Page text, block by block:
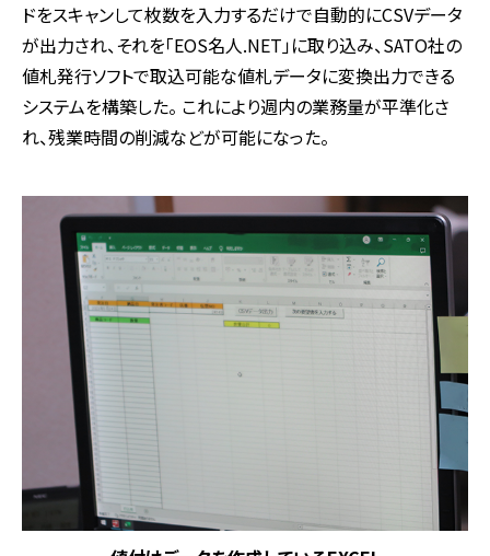
ドをスキャンして枚数を入力するだけで自動的にCSVデータ
が出力され、それを「EOS名人.NET」に取り込み、SATO社の
値札発行ソフトで取込可能な値札データに変換出力できる
システムを構築した。 これにより週内の業務量が平準化さ
れ、残業時間の削減などが可能になった。